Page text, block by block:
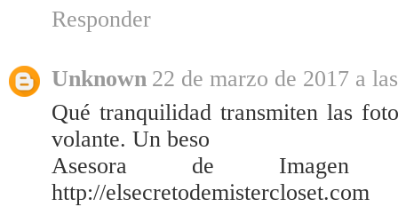
Responder
Unknown 22 de marzo de 2017 a
Qué tranquilidad transmiten las
volante. Un beso
Asesora de Imagen
http://elsecretodemistercloset.com